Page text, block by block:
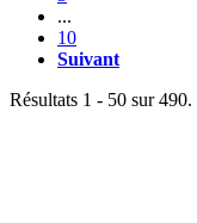
...
10
Suivant
Résultats 1 - 50 sur 490.